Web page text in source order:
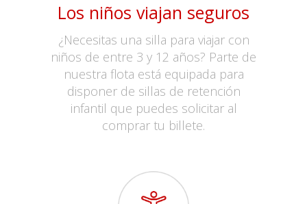
Los niños viajan seguros
¿Necesitas una silla para viajar con
niños de entre 3 y 12 años? Parte de
nuestra flota está equipada para
disponer de sillas de retención
infantil que puedes solicitar al
comprar tu billete.